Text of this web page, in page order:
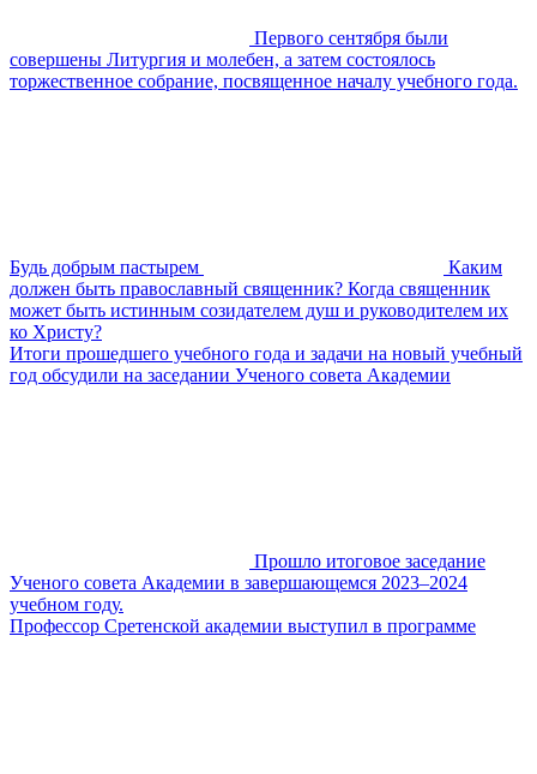
Первого сентября были
совершены Литургия и молебен, а затем состоялось
торжественное собрание, посвященное началу учебного года.
Будь добрым пастырем
Каким
должен быть православный священник? Когда священник
может быть истинным созидателем душ и руководителем их
ко Христу?
Итоги прошедшего учебного года и задачи на новый учебный
год обсудили на заседании Ученого совета Академии
Прошло итоговое заседание
Ученого совета Академии в завершающемся 2023–2024
учебном году.
Профессор Сретенской академии выступил в программе